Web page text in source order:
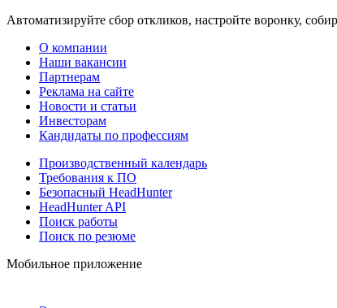
Автоматизируйте сбор откликов, настройте воронку,
О компании
Наши вакансии
Партнерам
Реклама на сайте
Новости и статьи
Инвесторам
Кандидаты по профессиям
Производственный календарь
Требования к ПО
Безопасный HeadHunter
HeadHunter API
Поиск работы
Поиск по резюме
Мобильное приложение